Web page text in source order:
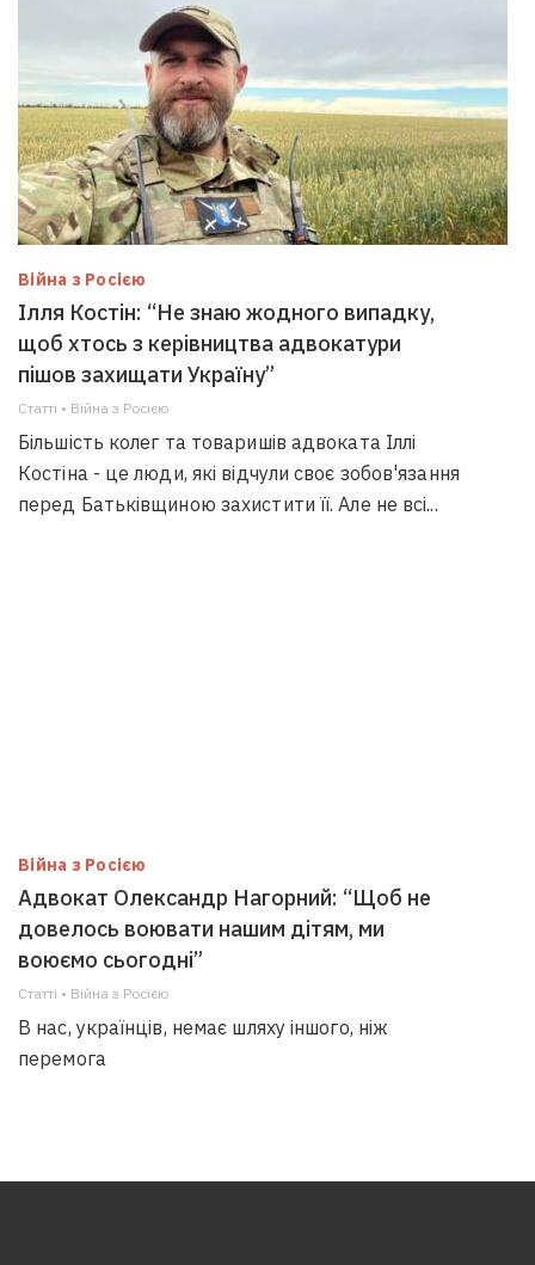
Війна з Росією
Ілля Костін: “Не знаю жодного випадку,
щоб хтось з керівництва адвокатури
пішов захищати Україну”
Статті • Війна з Росією
Більшість колег та товаришів адвоката Іллі
Костіна - це люди, які відчули своє зобов'язання
перед Батьківщиною захистити її. Але не всі...
Війна з Росією
Адвокат Олександр Нагорний: “Щоб не
довелось воювати нашим дітям, ми
воюємо сьогодні”
Статті • Війна з Росією
В нас, українців, немає шляху іншого, ніж
перемога